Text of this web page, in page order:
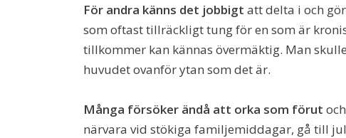
För andra känns det jobbigt att delta i och
som oftast tillräckligt tung för en som är
tillkommer kan kännas övermäktig. Man
huvudet ovanför ytan som det är.
Många försöker ändå att orka som förut
närvara vid stökiga familjemiddagar, gå till